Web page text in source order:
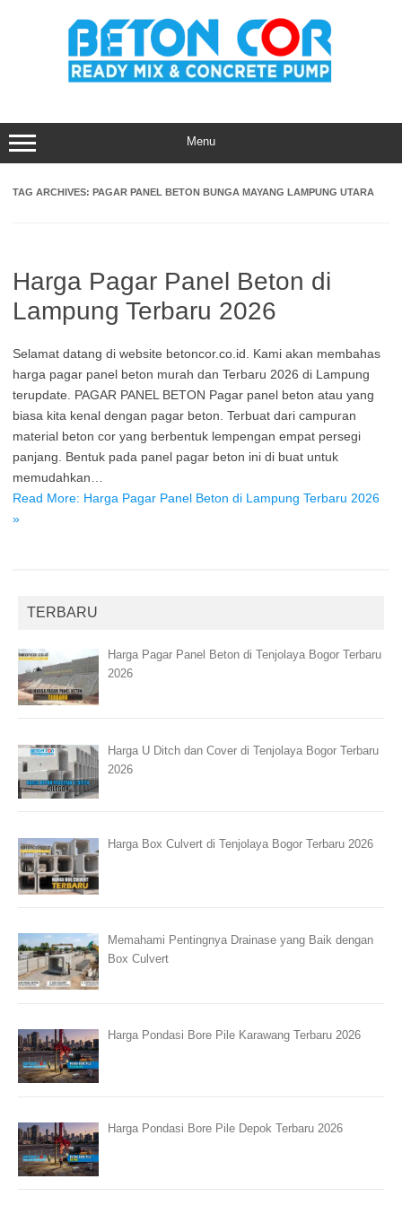
Menu
TAG ARCHIVES: PAGAR PANEL BETON BUNGA MAYANG LAMPUNG UTARA
Harga Pagar Panel Beton di
Lampung Terbaru 2026
Selamat datang di website betoncor.co.id. Kami akan membahas
harga pagar panel beton murah dan Terbaru 2026 di Lampung
terupdate. PAGAR PANEL BETON Pagar panel beton atau yang
biasa kita kenal dengan pagar beton. Terbuat dari campuran
material beton cor yang berbentuk lempengan empat persegi
panjang. Bentuk pada panel pagar beton ini di buat untuk
memudahkan…
Read More: Harga Pagar Panel Beton di Lampung Terbaru 2026
»
TERBARU
Harga Pagar Panel Beton di Tenjolaya Bogor Terbaru
2026
Harga U Ditch dan Cover di Tenjolaya Bogor Terbaru
2026
Harga Box Culvert di Tenjolaya Bogor Terbaru 2026
Memahami Pentingnya Drainase yang Baik dengan
Box Culvert
Harga Pondasi Bore Pile Karawang Terbaru 2026
Harga Pondasi Bore Pile Depok Terbaru 2026